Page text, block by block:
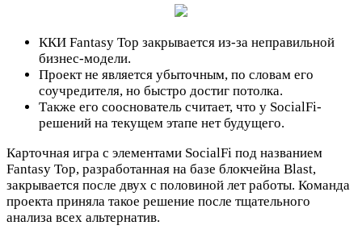
ККИ Fantasy Top закрывается из-за неправильной
бизнес-модели.
Проект не является убыточным, по словам его
соучредителя, но быстро достиг потолка.
Также его сооснователь считает, что у SocialFi-
решений на текущем этапе нет будущего.
Карточная игра с элементами SocialFi под названием
Fantasy Top, разработанная на базе блокчейна Blast,
закрывается после двух с половиной лет работы. Команда
проекта приняла такое решение после тщательного
анализа всех альтернатив.